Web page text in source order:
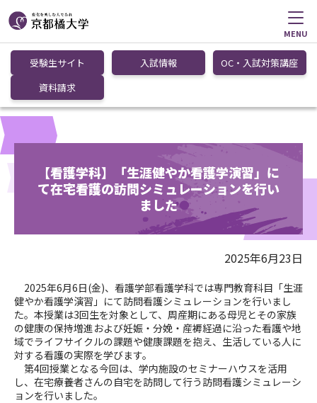
MENU
受験生サイト 入試情報
OC・入試対策講座
資料請求
【看護学科】「生涯健やか看護学演習」に
て在宅看護の訪問シミュレーションを行い
ました
2025年6月23日
2025年6月6日(金)、看護学部看護学科では専門教育科目「生涯
健やか看護学演習」にて訪問看護シミュレーションを行いまし
た。本授業は3回生を対象として、周産期にある母児とその家族
の健康の保持増進および妊娠・分娩・産褥経過に沿った看護や地
域でライフサイクルの課題や健康課題を抱え、生活している人に
対する看護の実際を学びます。
第4回授業となる今回は、学内施設のセミナーハウスを活用
し、在宅療養者さんの自宅を訪問して行う訪問看護シミュレーシ
ョンを行いました。